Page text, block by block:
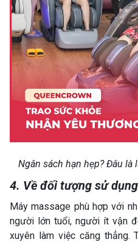
Ngân sách hạn hẹp? Đâu
4. Về đối tượng sử dụng
Máy massage phù hợp với
người lớn tuổi, người ít vận
xuyên làm việc căng thẳng.